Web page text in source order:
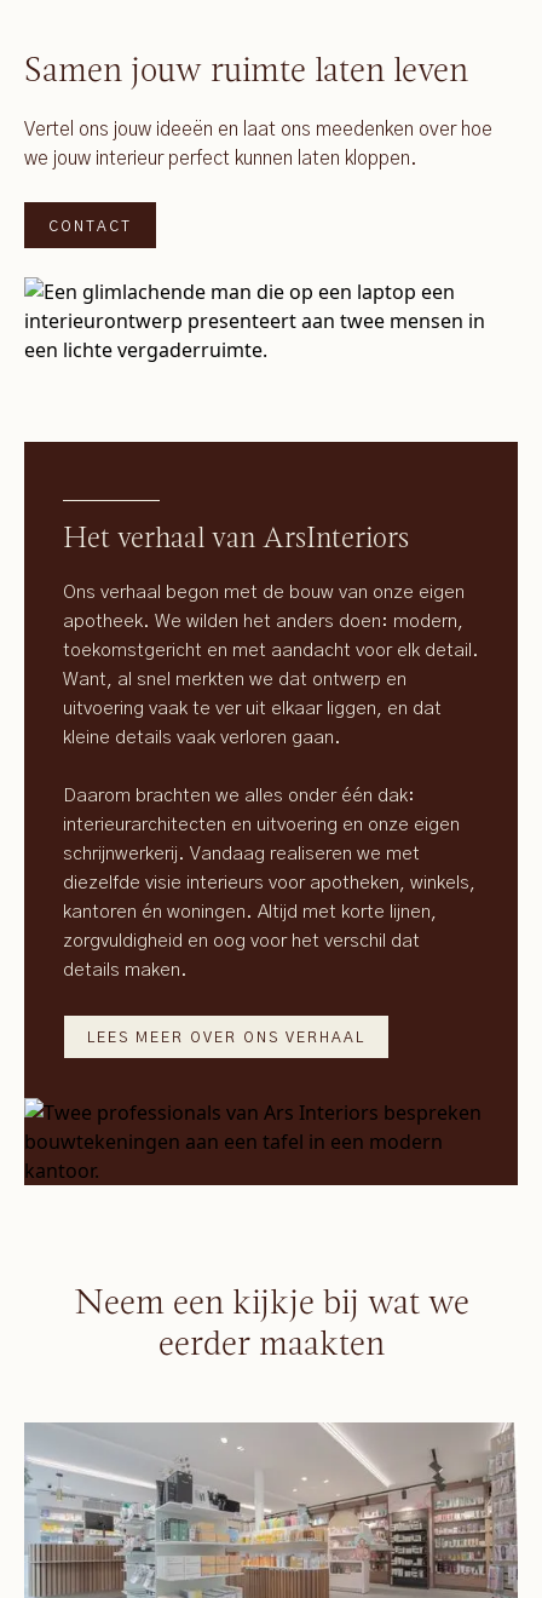
Samen jouw ruimte laten leven
Vertel ons jouw ideeën en laat ons meedenken over hoe
we jouw interieur perfect kunnen laten kloppen.
CONTACT
Het verhaal van ArsInteriors
Ons verhaal begon met de bouw van onze eigen
apotheek. We wilden het anders doen: modern,
toekomstgericht en met aandacht voor elk detail.
Want, al snel merkten we dat ontwerp en
uitvoering vaak te ver uit elkaar liggen, en dat
kleine details vaak verloren gaan.
Daarom brachten we alles onder één dak:
interieurarchitecten en uitvoering en onze eigen
schrijnwerkerij. Vandaag realiseren we met
diezelfde visie interieurs voor apotheken, winkels,
kantoren én woningen. Altijd met korte lijnen,
zorgvuldigheid en oog voor het verschil dat
details maken.
LEES MEER OVER ONS VERHAAL
Neem een kijkje bij wat we
eerder maakten